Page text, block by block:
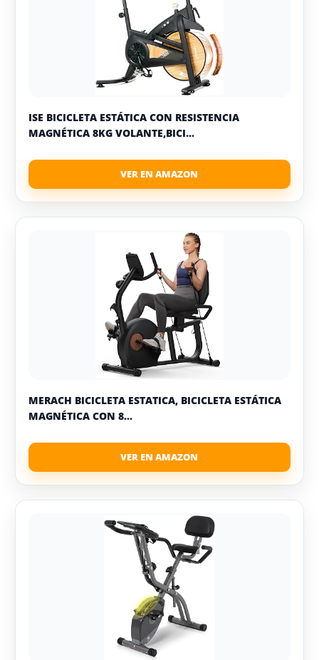
ISE BICICLETA ESTÁTICA CON RESISTENCIA
MAGNÉTICA 8KG VOLANTE,BICI...
MERACH BICICLETA ESTATICA, BICICLETA ESTÁTICA
MAGNÉTICA CON 8...